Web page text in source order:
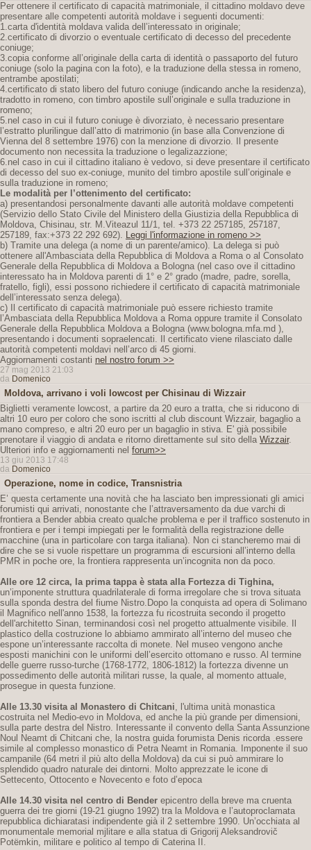
Per ottenere il certificato di capacità matrimoniale, il cittadino moldavo deve
presentare alle competenti autorità moldave i seguenti documenti:
1.carta d'identità moldava valida dell’interessato in originale;
2.certificato di divorzio o eventuale certificato di decesso del precedente
coniuge;
3.copia conforme all’originale della carta di identità o passaporto del futuro
coniuge (solo la pagina con la foto), e la traduzione della stessa in romeno,
entrambe apostilati;
4.certificato di stato libero del futuro coniuge (indicando anche la residenza),
tradotto in romeno, con timbro apostile sull’originale e sulla traduzione in
romeno;
5.nel caso in cui il futuro coniuge è divorziato, è necessario presentare
l’estratto plurilingue dall’atto di matrimonio (in base alla Convenzione di
Vienna del 8 settembre 1976) con la menzione di divorzio. Il presente
documento non necessita la traduzione o legalizazzione;
6.nel caso in cui il cittadino italiano è vedovo, si deve presentare il certificato
di decesso del suo ex-coniuge, munito del timbro apostile sull’originale e
sulla traduzione in romeno;
Le modalità per l’ottenimento del certificato:
a) presentandosi personalmente davanti alle autorità moldave competenti
(Servizio dello Stato Civile del Ministero della Giustizia della Repubblica di
Moldova, Chisinau, str. M.Viteazul 11/1, tel. +373 22 257185, 257187,
257189, fax:+373 22 292 692). Leggi l'informazione in romeno >>
b) Tramite una delega (a nome di un parente/amico). La delega si può
ottenere all'Ambasciata della Repubblica di Moldova a Roma o al Consolato
Generale della Repubblica di Moldova a Bologna (nel caso ove il cittadino
interessato ha in Moldova parenti di 1° e 2° grado (madre, padre, sorella,
fratello, figli), essi possono richiedere il certificato di capacità matrimoniale
dell’interessato senza delega).
c) Il certificato di capacità matrimoniale può essere richiesto tramite
l’Ambasciata della Repubblica Moldova a Roma oppure tramite il Consolato
Generale della Repubblica Moldova a Bologna (www.bologna.mfa.md ),
presentando i documenti sopraelencati. Il certificato viene rilasciato dalle
autorità competenti moldavi nell’arco di 45 giorni.
Aggiornamenti costanti nel nostro forum >>
27 mag 2013 21:03
da Domenico
Moldova, arrivano i voli lowcost per Chisinau di Wizzair
Biglietti veramente lowcost, a partire da 20 euro a tratta, che si riducono di
altri 10 euro per coloro che sono iscritti al club discount Wizzair, bagaglio a
mano compreso, e altri 20 euro per un bagaglio in stiva. E' già possibile
prenotare il viaggio di andata e ritorno direttamente sul sito della Wizzair.
Ulteriori info e aggiornamenti nel forum>>
13 giu 2013 17:48
da Domenico
Operazione, nome in codice, Transnistria
E’ questa certamente una novità che ha lasciato ben impressionati gli amici
forumisti qui arrivati, nonostante che l’attraversamento da due varchi di
frontiera a Bender abbia creato qualche problema e per il traffico sostenuto in
frontiera e per i tempi impiegati per le formalità della registrazione delle
macchine (una in particolare con targa italiana). Non ci stancheremo mai di
dire che se si vuole rispettare un programma di escursioni all’interno della
PMR in poche ore, la frontiera rappresenta un’incognita non da poco.
Alle ore 12 circa, la prima tappa è stata alla Fortezza di Tighina,
un’imponente struttura quadrilaterale di forma irregolare che si trova situata
sulla sponda destra del fiume Nistro.Dopo la conquista ad opera di Solimano
il Magnifico nell'anno 1538, la fortezza fu ricostruita secondo il progetto
dell'architetto Sinan, terminandosi così nel progetto attualmente visibile. Il
plastico della costruzione lo abbiamo ammirato all’interno del museo che
espone un’interessante raccolta di monete. Nel museo vengono anche
esposti manichini con le uniformi dell’esercito ottomano e russo. Al termine
delle guerre russo-turche (1768-1772, 1806-1812) la fortezza divenne un
possedimento delle autorità militari russe, la quale, al momento attuale,
prosegue in questa funzione.
Alle 13.30 visita al Monastero di Chitcani, l'ultima unità monastica
costruita nel Medio-evo in Moldova, ed anche la più grande per dimensioni,
sulla parte destra del Nistro. Interessante il convento della Santa Assunzione
Noul Neamt di Chitcani che, la nostra guida forumista Denis ricorda .essere
simile al complesso monastico di Petra Neamt in Romania. Imponente il suo
campanile (64 metri il più alto della Moldova) da cui si può ammirare lo
splendido quadro naturale dei dintorni. Molto apprezzate le icone di
Settecento, Ottocento e Novecento e foto d’epoca
Alle 14.30 visita nel centro di Bender epicentro della breve ma cruenta
guerra dei tre giorni (19-21 giugno 1992) tra la Moldova e l’autoproclamata
repubblica dichiaratasi indipendente già il 2 settembre 1990. Un’occhiata al
monumentale memorial mjlitare e alla statua di Grigorij Aleksandrovič
Potëmkin, militare e politico al tempo di Caterina II.